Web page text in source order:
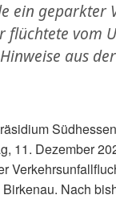
ein geparkter
flüchtete vom
aus
11. Dezember
Nach